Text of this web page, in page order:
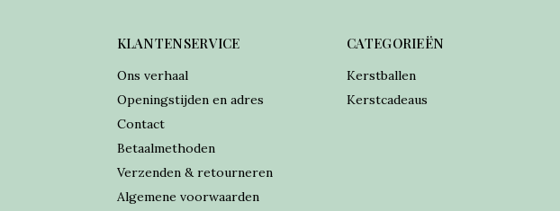
KLANTENSERVICE
Ons verhaal
Openingstijden en adres
Contact
Betaalmethoden
Verzenden & retourneren
Algemene voorwaarden
CATEGORIEËN
Kerstballen
Kerstcadeaus